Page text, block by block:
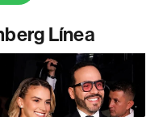
Línea